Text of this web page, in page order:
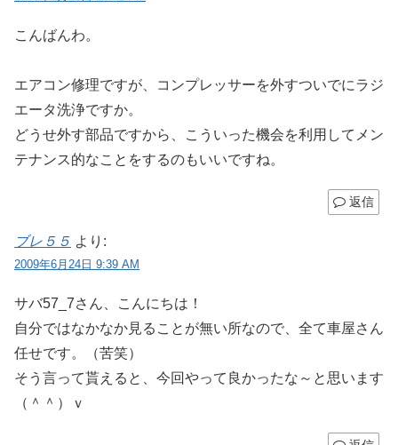
こんばんわ。
エアコン修理ですが、コンプレッサーを外すついでにラジ
エータ洗浄ですか。
どうせ外す部品ですから、こういった機会を利用してメン
テナンス的なことをするのもいいですね。
返信
ブレ５５ より:
2009年6月24日 9:39 AM
サバ57_7さん、こんにちは！
自分ではなかなか見ることが無い所なので、全て車屋さん
任せです。（苦笑）
そう言って貰えると、今回やって良かったな～と思います
（＾＾）ｖ